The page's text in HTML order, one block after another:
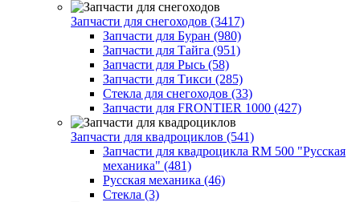
Запчасти для снегоходов (3417)
Запчасти для Буран (980)
Запчасти для Тайга (951)
Запчасти для Рысь (58)
Запчасти для Тикси (285)
Стекла для снегоходов (33)
Запчасти для FRONTIER 1000 (427)
Запчасти для квадроциклов (541)
Запчасти для квадроцикла RM 500 "Русская
механика" (481)
Русская механика (46)
Стекла (3)